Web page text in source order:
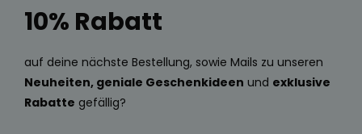
10% Rabatt
auf deine nächste Bestellung, sowie Mails zu unseren
Neuheiten, geniale Geschenkideen und exklusive
Rabatte gefällig?